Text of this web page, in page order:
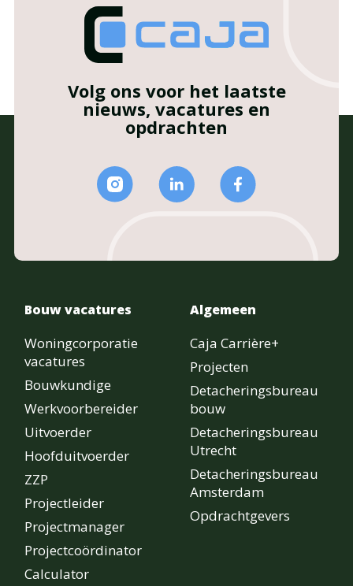
Volg ons voor het laatste
nieuws, vacatures en
opdrachten
Bouw vacatures
Woningcorporatie
vacatures
Bouwkundige
Werkvoorbereider
Uitvoerder
Hoofduitvoerder
ZZP
Projectleider
Projectmanager
Projectcoördinator
Calculator
Algemeen
Caja Carrière+
Projecten
Detacheringsbureau
bouw
Detacheringsbureau
Utrecht
Detacheringsbureau
Amsterdam
Opdrachtgevers